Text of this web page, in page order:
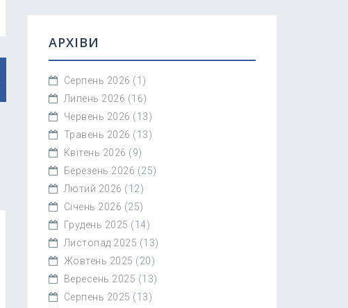
АРХІВИ
Серпень 2026 (1)
Липень 2026 (16)
Червень 2026 (13)
Травень 2026 (13)
Квітень 2026 (9)
Березень 2026 (25)
Лютий 2026 (12)
Січень 2026 (25)
Грудень 2025 (14)
Листопад 2025 (13)
Жовтень 2025 (20)
Вересень 2025 (13)
Серпень 2025 (13)